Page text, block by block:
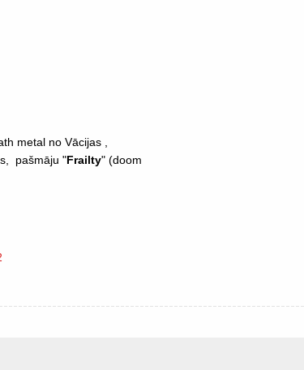
metal no Vācijas ,
pašmāju "Frailty" (doom